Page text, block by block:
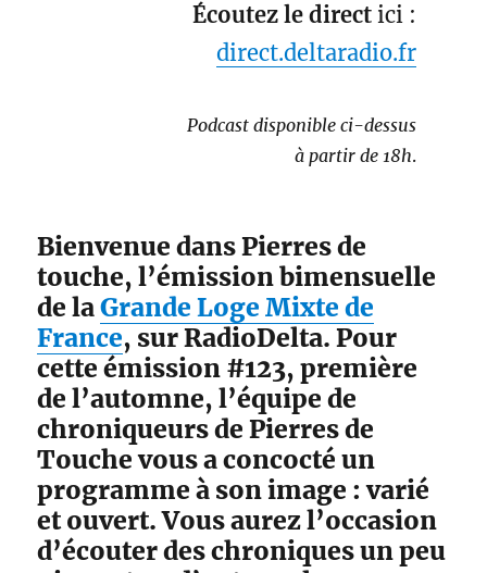
Écoutez le direct ici :
direct.deltaradio.fr
Podcast disponible ci-dessus
à partir de 18h.
Bienvenue dans Pierres de
touche, l’émission bimensuelle
de laGrande Loge Mixte de
France, sur RadioDelta. Pour
cette émission #123, première
de l’automne, l’équipe de
chroniqueurs de Pierres de
Touche vous a concocté un
programme à son image : varié
et ouvert. Vous aurez l’occasion
d’écouter des chroniques un peu